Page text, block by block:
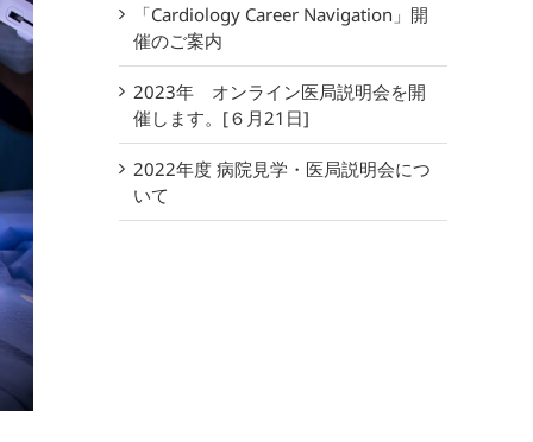
「Cardiology Career Navigation」開
催のご案内
2023年 オンライン医局説明会を開
催します。[６月21日]
2022年度 病院見学・医局説明会につ
いて